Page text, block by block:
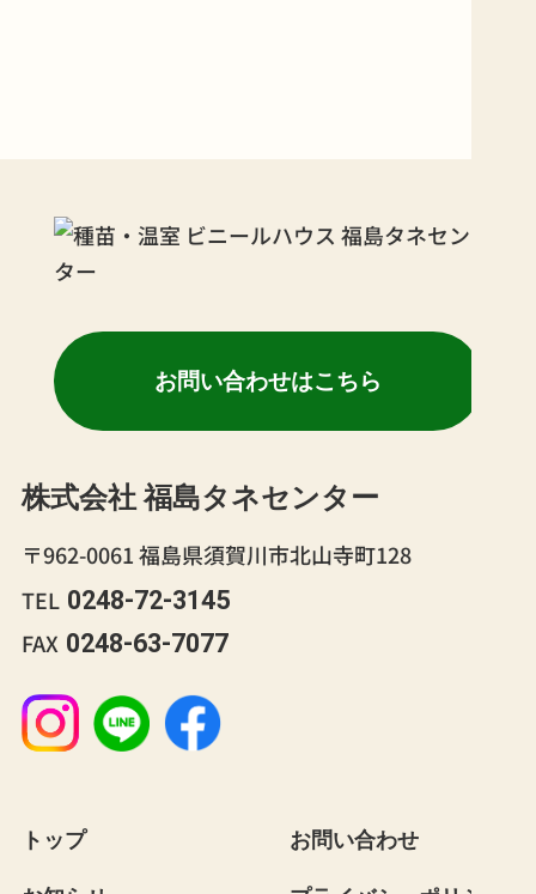
お問い合わせはこちら
株式会社 福島タネセンター
〒962-0061 福島県須賀川市北山寺町128
TEL 0248-72-3145
FAX 0248-63-7077
instagram
は
ら
line
は
facebook
は
トップ お問い合わせ